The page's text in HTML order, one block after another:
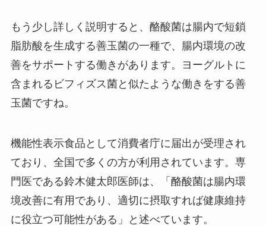
もう少し詳しく説明すると、酪酸菌は腸内で短鎖
脂肪酸を生成する善玉菌の一種で、腸内環境の改
善をサポートする働きがあります。ヨーグルトに
含まれるビフィズス菌と似たような働きをする善
玉菌ですね。
機能性表示食品として消費者庁に届出が受理され
ており、全国で多くの方が利用されています。専
門医である鈴木健太郎医師は、「酪酸菌は腸内環
境改善に有用であり、適切に摂取すれば健康維持
に役立つ可能性がある」と述べています。